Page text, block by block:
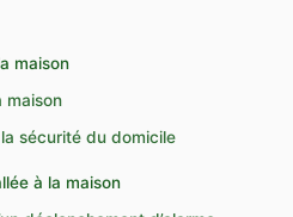
maison
maison
sécurité du domicile
à la maison